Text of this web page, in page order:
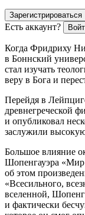
Зарегистрироваться
Есть аккаунт?
Когда Фридриху
в Боннский
стал изучать
веру в Бога и
Перейдя в
древнегреческой
и опубликовал
заслужили
Большое влияние
Шопенгауэра «Мир
об этом
«Всесильного,
вселенной,
и фактически